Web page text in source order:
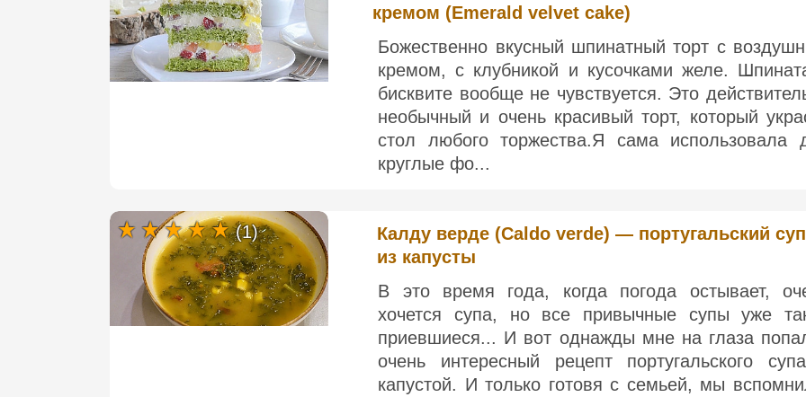
кремом (Emerald velvet cake)
Божественно вкусный шпинатный торт с
кремом, с клубникой и кусочками желе.
бисквите вообще не чувствуется. Это
необычный и очень красивый торт, который
стол любого торжества.Я сама использовала
круглые фо...
Калду верде (Caldo verde) — португальский суп
из капусты
В это время года, когда погода остывает,
хочется супа, но все привычные супы уже
приевшиеся... И вот однажды мне на глаза
очень интересный рецепт португальского
капустой. И только готовя с семьей, мы
(1)